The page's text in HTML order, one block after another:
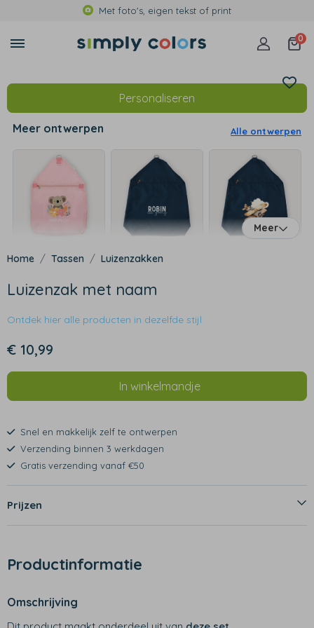
Met foto's, eigen tekst of print
0
Personaliseren
Meer ontwerpen Alle ontwerpen
Meer
Tassen Luizenzakken
Luizenzak met naam
Ontdek hier alle producten in dezelfde stijl
€ 10,99
In winkelmandje
Snel en makkelijk zelf te ontwerpen
Verzending binnen 3 werkdagen
Gratis verzending vanaf €50
Prijzen
Productinformatie
Omschrijving